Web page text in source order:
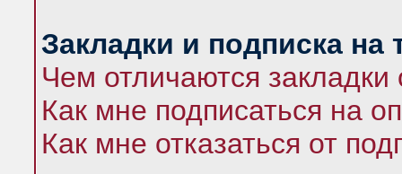
Закладки и подписка на
Чем отличаются закладки
Как мне подписаться на
Как мне отказаться от